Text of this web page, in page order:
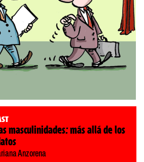
masculinidades: más allá de los
Anzorena